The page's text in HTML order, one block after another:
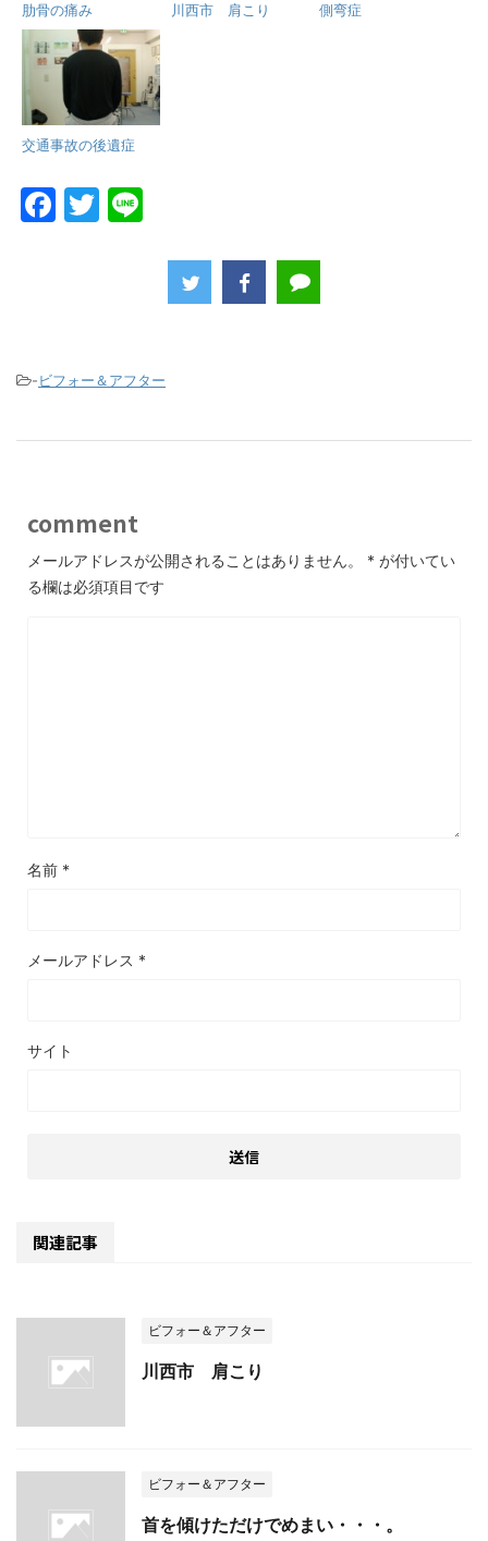
肋骨の痛み 川西市 肩こり 側弯症
交通事故の後遺症
F
o
k
T
-ビフォー＆アフター
comment
メールアドレスが公開されることはありません。 * が付いてい
る欄は必須項目です
名前 *
メールアドレス *
サイト
関連記事
ビフォー＆アフター
川西市 肩こり
ビフォー＆アフター
首を傾けただけでめまい・・・。